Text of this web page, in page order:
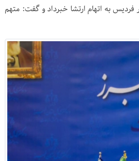
به اتهام ارتشا خبرداد و گفت: متهم